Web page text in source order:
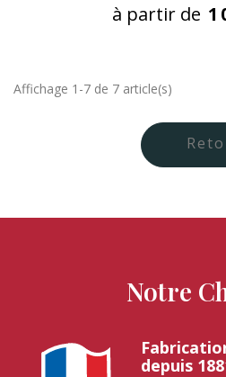
à partir de 1
Affichage 1-7 de 7 article(s)
Notre
depuis